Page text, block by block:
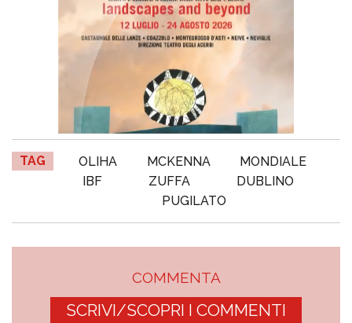
TAG OLIHA MCKENNA
MONDIALE
IBF
ZUFFA
DUBLINO
PUGILATO
COMMENTA
SCRIVI/SCOPRI I COMMENTI